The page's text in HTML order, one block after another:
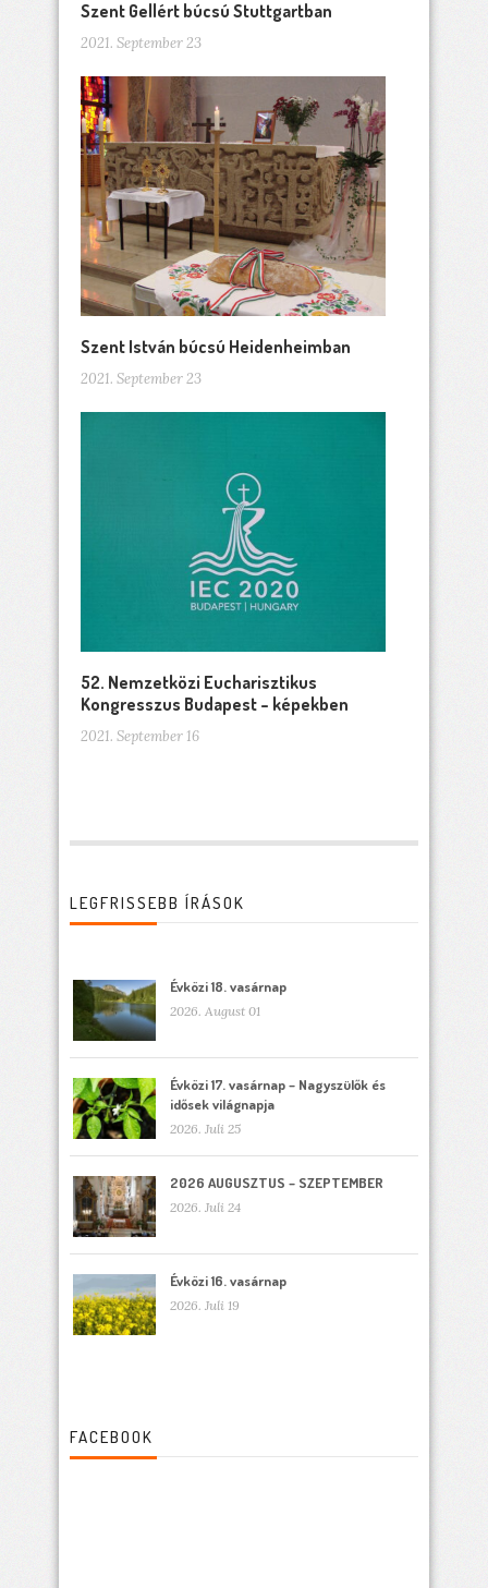
Szent Gellért búcsú Stuttgartban
2021. September 23
Szent István búcsú Heidenheimban
2021. September 23
52. Nemzetközi Eucharisztikus
Kongresszus Budapest – képekben
2021. September 16
LEGFRISSEBB ÍRÁSOK
Évközi 18. vasárnap
2026. August 01
Évközi 17. vasárnap – Nagyszülők és
idősek világnapja
2026. Juli 25
2026 AUGUSZTUS – SZEPTEMBER
2026. Juli 24
Évközi 16. vasárnap
2026. Juli 19
FACEBOOK